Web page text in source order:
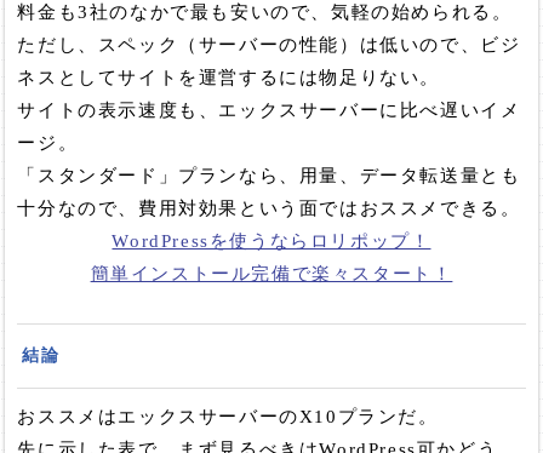
料金も3社のなかで最も安いので、気軽の始められる。
ただし、スペック（サーバーの性能）は低いので、ビジ
ネスとしてサイトを運営するには物足りない。
サイトの表示速度も、エックスサーバーに比べ遅いイメ
ージ。
「スタンダード」プランなら、用量、データ転送量とも
十分なので、費用対効果という面ではおススメできる。
WordPressを使うならロリポップ！
簡単インストール完備で楽々スタート！
結論
おススメはエックスサーバーのX10プランだ。
先に示した表で、まず見るべきはWordPress可かどう